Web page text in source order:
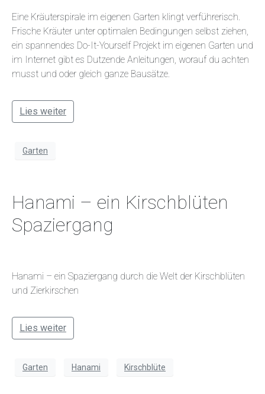
Eine Kräuterspirale im eigenen Garten klingt verführerisch.
Frische Kräuter unter optimalen Bedingungen selbst ziehen,
ein spannendes Do-It-Yourself Projekt im eigenen Garten und
im Internet gibt es Dutzende Anleitungen, worauf du achten
musst und oder gleich ganze Bausätze.
Lies weiter
Garten
Hanami – ein Kirschblüten
Spaziergang
Hanami – ein Spaziergang durch die Welt der Kirschblüten
und Zierkirschen
Lies weiter
Garten Hanami Kirschblüte